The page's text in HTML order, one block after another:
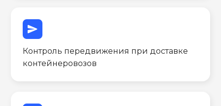
send
Контроль передвижения при доставке
контейнеровозов